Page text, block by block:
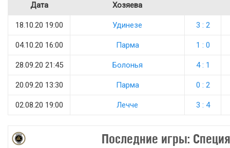
Дата Хозяева
18.10.20 19:00 Удинезе 3 : 2
04.10.20 16:00 Парма 1 : 0
28.09.20 21:45 Болонья 4 : 1
20.09.20 13:30 Парма 0 : 2
02.08.20 19:00 Лечче 3 : 4
Последние игры: Специя